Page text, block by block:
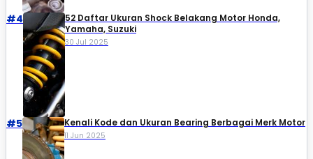
#4
52 Daftar Ukuran Shock Belakang Motor Honda,
Yamaha, Suzuki​
30 Jul 2025
#5 Kenali Kode dan Ukuran Bearing Berbagai Merk Motor
11 Jun 2025